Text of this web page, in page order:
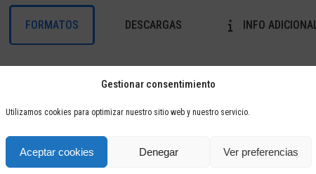
Gestionar consentimiento
Utilizamos cookies para optimizar nuestro sitio web y nuestro servicio.
Aceptar cookies Denegar Ver preferencias
FORMATOS DESCARGAS INFO
COLONIAL